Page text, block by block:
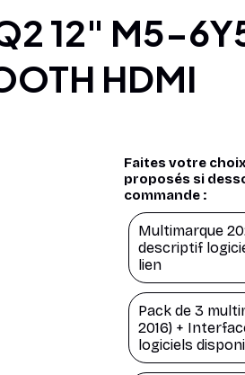
HDMI
Faites votre
proposés si
commande :
Multimarque
descriptif
lien
Pack de 3
2016) +
logiciels